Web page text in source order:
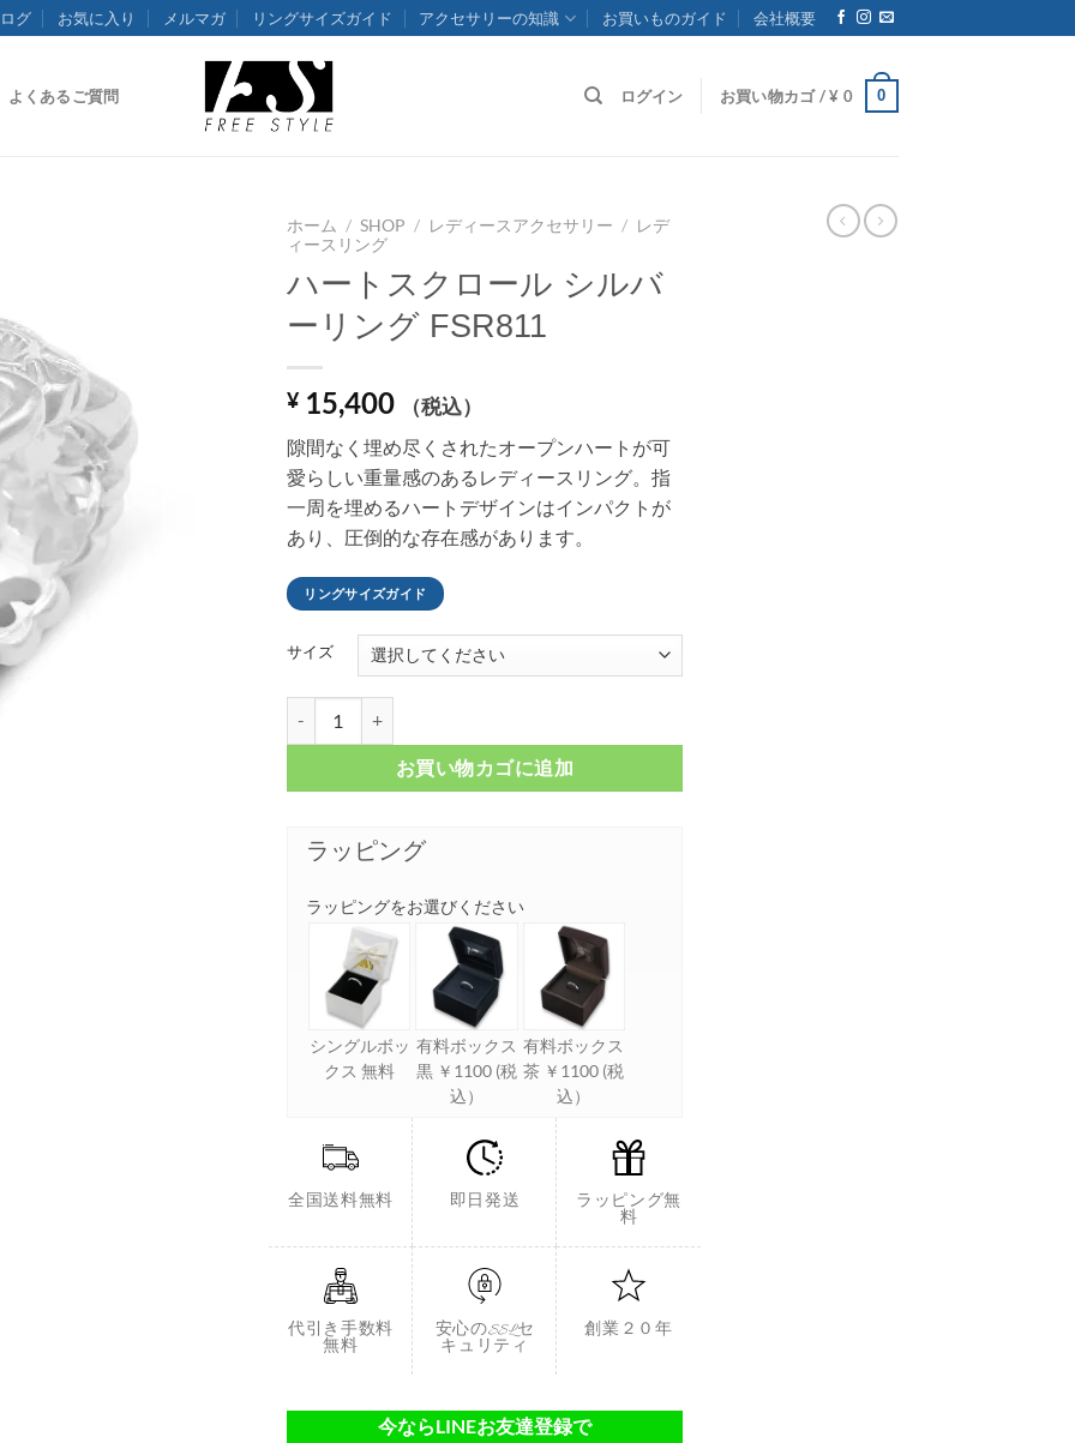
グ お気に入り メルマガ リングサイズガイド アクセサリーの知識 お買いものガイド 会社概要
よくあるご質問 ログイン お買い物カゴ /¥ 0 0
ホーム / SHOP / レディースアクセサリー / レデ
ィースリング
ハートスクロール シルバ
ーリング FSR811
¥ 15,400 （税込）
隙間なく埋め尽くされたオープンハートが可
愛らしい重量感のあるレディースリング。指
一周を埋めるハートデザインはインパクトが
あり、圧倒的な存在感があります。
リングサイズガイド
サイズ
お買い物カゴに追加
ラッピング
ラッピングをお選びください
シングルボッ
クス 無料
有料ボックス
黒 ￥1100 (税
込）
有料ボックス
茶 ￥1100 (税
込）
全国送料無料 即日発送
ラッピング無
料
代引き手数料
無料
安心のSSLセ
キュリティ
創業２０年
今ならLINEお友達登録で